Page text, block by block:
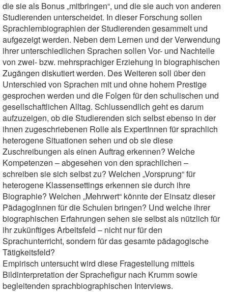
die sie als Bonus „mitbringen“, und die sie auch von anderen
Studierenden unterscheidet. In dieser Forschung sollen
Sprachlernbiographien der Studierenden gesammelt und
aufgezeigt werden. Neben dem Lernen und der Verwendung
ihrer unterschiedlichen Sprachen sollen Vor- und Nachteile
von zwei- bzw. mehrsprachiger Erziehung in biographischen
Zugängen diskutiert werden. Des Weiteren soll über den
Unterschied von Sprachen mit und ohne hohem Prestige
gesprochen werden und die Folgen für den schulischen und
gesellschaftlichen Alltag. Schlussendlich geht es darum
aufzuzeigen, ob die Studierenden sich selbst ebenso in der
ihnen zugeschriebenen Rolle als ExpertInnen für sprachlich
heterogene Situationen sehen und ob sie diese
Zuschreibungen als einen Auftrag erkennen? Welche
Kompetenzen – abgesehen von den sprachlichen –
schreiben sie sich selbst zu? Welchen „Vorsprung“ für
heterogene Klassensettings erkennen sie durch ihre
Biographie? Welchen „Mehrwert“ könnte der Einsatz dieser
PädagogInnen für die Schulen bringen? Und welche ihrer
biographischen Erfahrungen sehen sie selbst als nützlich für
ihr zukünftiges Arbeitsfeld – nicht nur für den
Sprachunterricht, sondern für das gesamte pädagogische
Tätigkeitsfeld?
Empirisch untersucht wird diese Fragestellung mittels
Bildinterpretation der Sprachefigur nach Krumm sowie
begleitenden sprachbiographischen Interviews.